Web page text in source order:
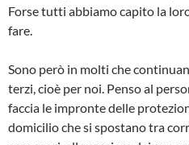
Forse tutti abbiamo capito la
fare.
Sono però in molti che
terzi, cioè per noi. Penso al
faccia le impronte delle
domicilio che si spostano tra